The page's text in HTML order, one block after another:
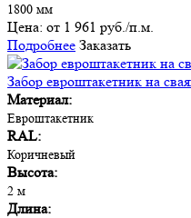
1800 мм
Цена: от 1 961 руб./п.м.
Подробнее Заказать
Забор евроштакетник на
Материал:
Евроштакетник
RAL:
Коричневый
Высота:
2 м
Длина: